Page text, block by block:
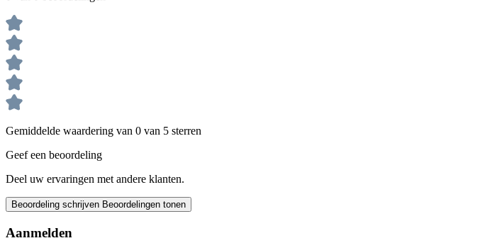
Gemiddelde waardering van 0 van 5 sterren
Geef een beoordeling
Deel uw ervaringen met andere klanten.
Beoordeling schrijven Beoordelingen tonen
Aanmelden